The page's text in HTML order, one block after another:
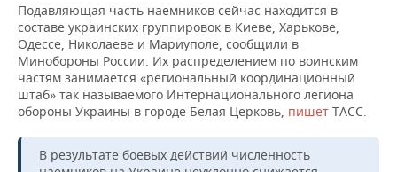
Подавляющая часть наемников сейчас находится в
составе украинских группировок в Киеве, Харькове,
Одессе, Николаеве и Мариуполе, сообщили в
Минобороны России. Их распределением по воинским
частям занимается «региональный координационный
штаб» так называемого Интернационального легиона
обороны Украины в городе Белая Церковь, пишет ТАСС.
В результате боевых действий численность